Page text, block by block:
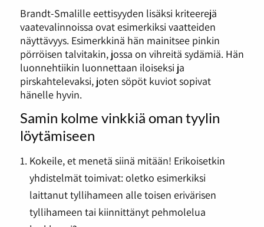
Brandt-Smalille eettisyyden lisäksi kriteerejä
vaatevalinnoissa ovat esimerkiksi vaatteiden
näyttävyys. Esimerkkinä hän mainitsee pinkin
pörröisen talvitakin, jossa on vihreitä sydämiä. Hän
luonnehtiikin luonnettaan iloiseksi ja
pirskahtelevaksi, joten söpöt kuviot sopivat
hänelle hyvin.
Samin kolme vinkkiä oman tyylin
löytämiseen
Kokeile, et menetä siinä mitään! Erikoisetkin
yhdistelmät toimivat: oletko esimerkiksi
laittanut tyllihameen alle toisen erivärisen
tyllihameen tai kiinnittänyt pehmolelua